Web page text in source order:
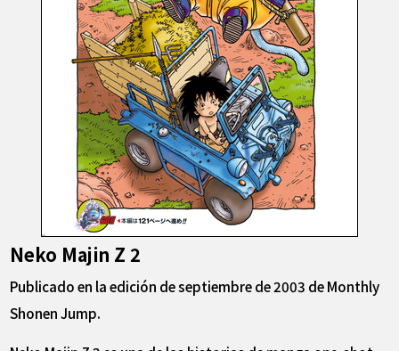
Neko Majin Z 2
Publicado en la edición de septiembre de 2003 de Monthly
Shonen Jump.